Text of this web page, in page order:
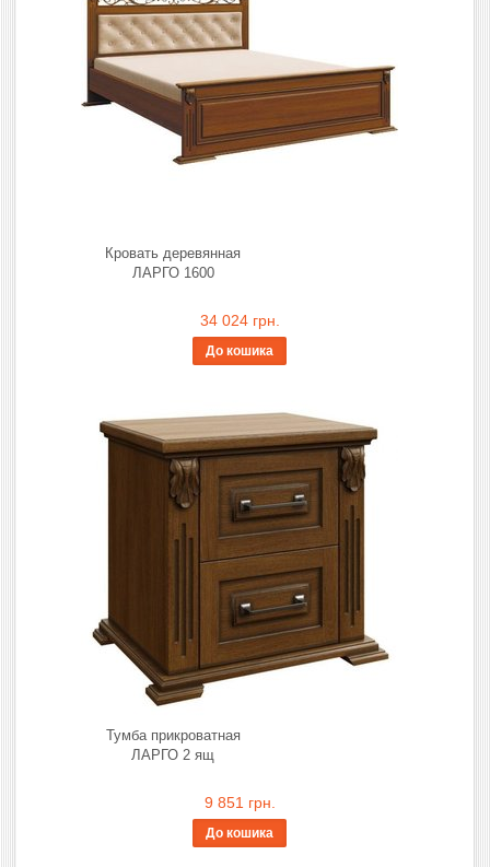
Кровать деревянная
ЛАРГО 1600
34 024 грн.
До кошика
Тумба прикроватная
ЛАРГО 2 ящ
9 851 грн.
До кошика